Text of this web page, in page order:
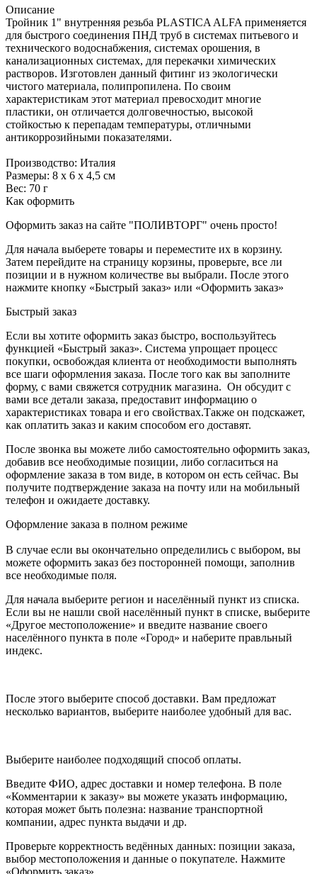
Описание
Тройник 1" внутренняя резьба PLASTICA ALFA применяется
для быстрого соединения ПНД труб в системах питьевого и
технического водоснабжения, системах орошения, в
канализационных системах, для перекачки химических
растворов. Изготовлен данный фитинг из экологически
чистого материала, полипропилена. По своим
характеристикам этот материал превосходит многие
пластики, он отличается долговечностью, высокой
стойкостью к перепадам температуры, отличными
антикоррозийными показателями.
Производство: Италия
Размеры: 8 х 6 х 4,5 см
Вес: 70 г
Как оформить
Оформить заказ на сайте "ПОЛИВТОРГ" очень просто!
Для начала выберете товары и переместите их в корзину.
Затем перейдите на страницу корзины, проверьте, все ли
позиции и в нужном количестве вы выбрали. После этого
нажмите кнопку «Быстрый заказ» или «Оформить заказ»
Быстрый заказ
Если вы хотите оформить заказ быстро, воспользуйтесь
функцией «Быстрый заказ». Система упрощает процесс
покупки, освобождая клиента от необходимости выполнять
все шаги оформления заказа. После того как вы заполните
форму, с вами свяжется сотрудник магазина. Он обсудит с
вами все детали заказа, предоставит информацию о
характеристиках товара и его свойствах.Также он подскажет,
как оплатить заказ и каким способом его доставят.
После звонка вы можете либо самостоятельно оформить заказ,
добавив все необходимые позиции, либо согласиться на
оформление заказа в том виде, в котором он есть сейчас. Вы
получите подтверждение заказа на почту или на мобильный
телефон и ожидаете доставку.
Оформление заказа в полном режиме
В случае если вы окончательно определились с выбором, вы
можете оформить заказ без посторонней помощи, заполнив
все необходимые поля.
Для начала выберите регион и населённый пункт из списка.
Если вы не нашли свой населённый пункт в списке, выберите
«Другое местоположение» и введите название своего
населённого пункта в поле «Город» и наберите правльный
индекс.
После этого выберите способ доставки. Вам предложат
несколько вариантов, выберите наиболее удобный для вас.
Выберите наиболее подходящий способ оплаты.
Введите ФИО, адрес доставки и номер телефона. В поле
«Комментарии к заказу» вы можете указать информацию,
которая может быть полезна: название транспортной
компании, адрес пункта выдачи и др.
Проверьте корректность ведённых данных: позиции заказа,
выбор местоположения и данные о покупателе. Нажмите
«Оформить заказ».